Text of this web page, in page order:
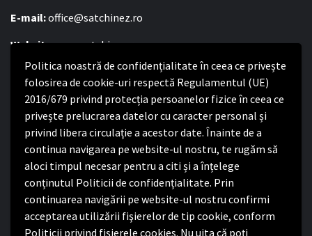
Politica noastră de confidențialitate în ceea ce privește
folosirea de cookie-uri respectă Regulamentul (UE)
2016/679 privind protecția persoanelor fizice în ceea ce
privește prelucrarea datelor cu caracter personal și
privind libera circulație a acestor date. Înainte de a
continua navigarea pe website-ul nostru, te rugăm să
aloci timpul necesar pentru a citi și a înțelege
conținutul Politicii de confidențialitate. Prin
continuarea navigării pe website-ul nostru confirmi
acceptarea utilizării fişierelor de tip cookie, conform
Politicii privind fișierele cookies. Nu uita că poți
E-mail:office@satchinez.ro
Website:www.satchinez.ro
Program cu publicul:
Luni – Joi:8:00-16:30
Vineri:8:00 – 14:00
Politica de confidențialitate
Politica de confidențialitate
Nota de informare privind implementarea Regulamentului
(UE) 2016/679